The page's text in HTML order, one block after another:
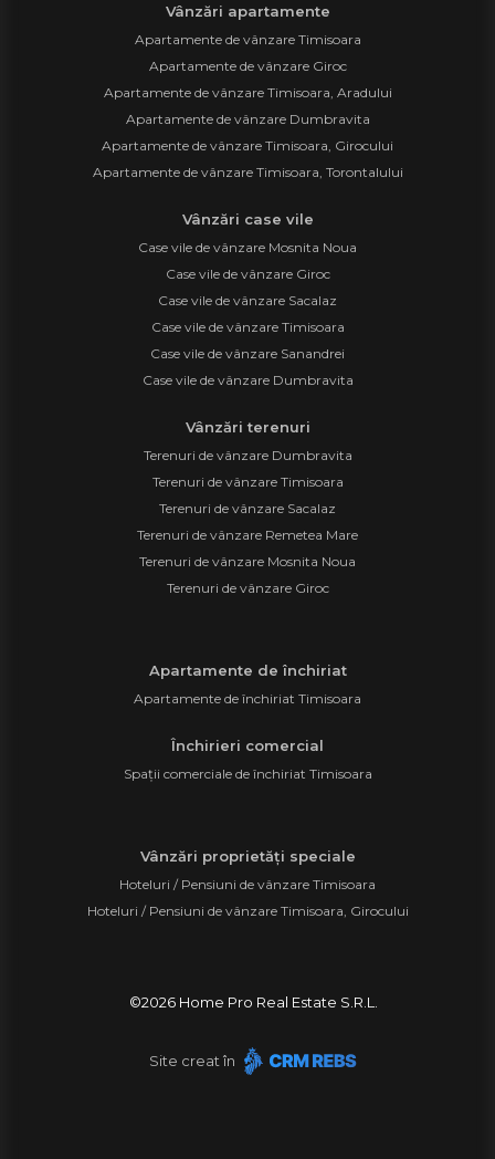
Vânzări apartamente
Apartamente de vânzare Timisoara
Apartamente de vânzare Giroc
Apartamente de vânzare Timisoara, Aradului
Apartamente de vânzare Dumbravita
Apartamente de vânzare Timisoara, Girocului
Apartamente de vânzare Timisoara, Torontalului
Vânzări case vile
Case vile de vânzare Mosnita Noua
Case vile de vânzare Giroc
Case vile de vânzare Sacalaz
Case vile de vânzare Timisoara
Case vile de vânzare Sanandrei
Case vile de vânzare Dumbravita
Vânzări terenuri
Terenuri de vânzare Dumbravita
Terenuri de vânzare Timisoara
Terenuri de vânzare Sacalaz
Terenuri de vânzare Remetea Mare
Terenuri de vânzare Mosnita Noua
Terenuri de vânzare Giroc
Apartamente de închiriat
Apartamente de închiriat Timisoara
Închirieri comercial
Spații comerciale de închiriat Timisoara
Vânzări proprietăți speciale
Hoteluri / Pensiuni de vânzare Timisoara
Hoteluri / Pensiuni de vânzare Timisoara, Girocului
©2026Home Pro Real Estate S.R.L.
Site creat în